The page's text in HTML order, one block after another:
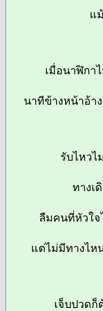
แ
เมื่อนาฬิกา
นาทีข้างหน้าอ้า
รับไหวไ
ทางเ
ลืมคนที่หัวใจ
แต่ไม่มีทางไห
เจ็บปวดก็